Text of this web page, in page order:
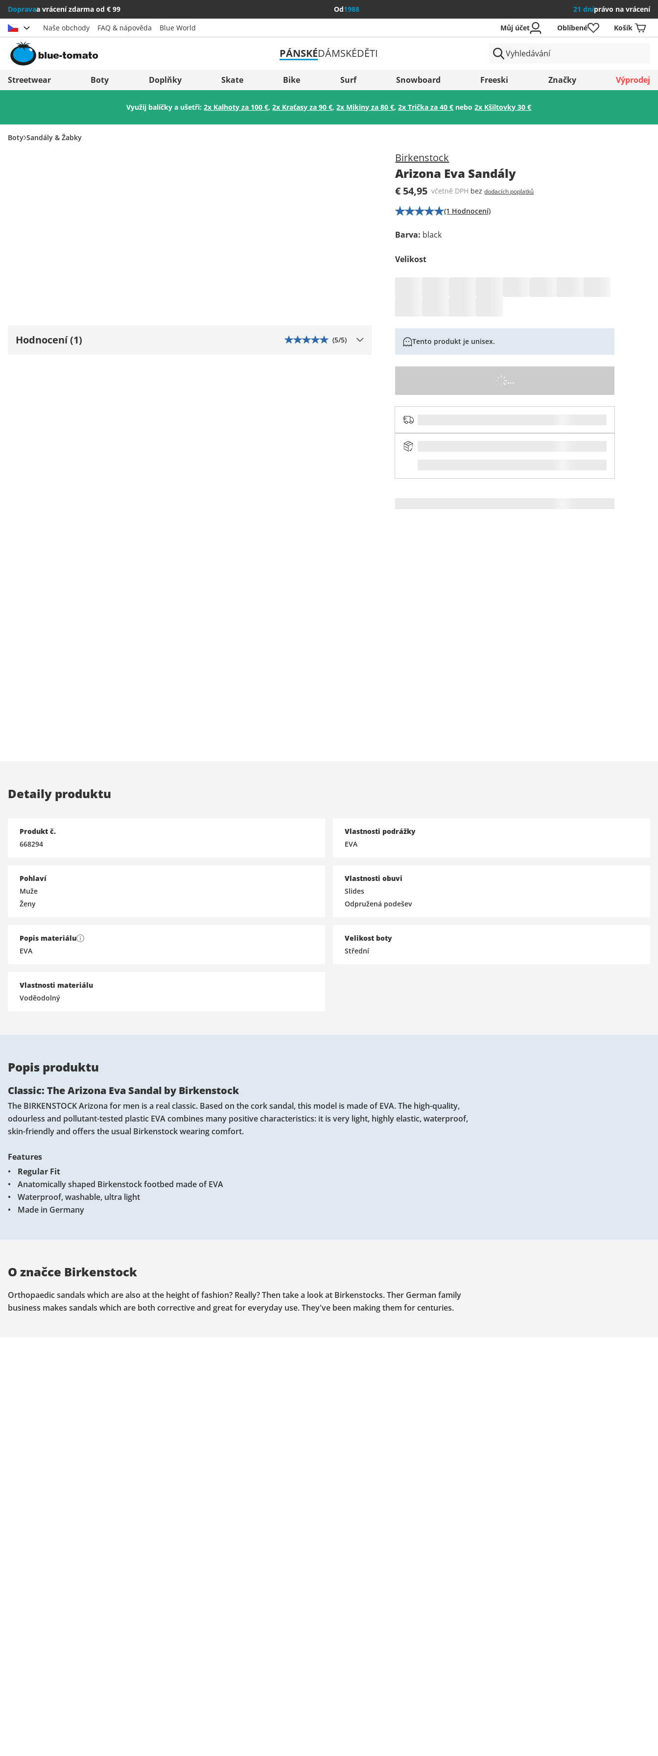
Dopravaa vrácení zdarma od € 99 Od1988 21 dníprávo na vrácení
Vybrat zemi
Österreich
Italia (Italiano)
Italien (Deutsch)
Slovenija
België (Nederlands)
Uložit
Naše obchody FAQ & nápověda Blue World Můj účet Oblíbené Košík
PÁNSKÉDÁMSKÉDĚTI
Streetwear Boty Doplňky Skate Bike Surf Snowboard Freeski Značky Výprodej
Využij balíčky a ušetři:2x Kalhoty za 100 €,2x Kraťasy za 90 €,2x Mikiny za 80 €,2x Trička za 40 € nebo2x Kšiltovky 30 €
Boty Sandály & Žabky
Birkenstock
Arizona Eva Sandály
€ 54,95 včetně DPH bezdodacích poplatků
(1 Hodnocení)
Barva: black
Velikost
Tento produkt je unisex.
...
Hodnocení (1) (5/5)
Detaily produktu
Produkt č.
668294
Pohlaví
Muže
Ženy
Popis materiálu
EVA
Vlastnosti materiálu
Voděodolný
Vlastnosti podrážky
EVA
Vlastnosti obuvi
Slides
Odpružená podešev
Velikost boty
Střední
Popis produktu
Classic: The Arizona Eva Sandal by Birkenstock
The BIRKENSTOCK Arizona for men is a real classic. Based on the cork sandal, this model is made of EVA. The high-quality,
odourless and pollutant-tested plastic EVA combines many positive characteristics: it is very light, highly elastic, waterproof,
skin-friendly and offers the usual Birkenstock wearing comfort.
Features
Regular Fit
Anatomically shaped Birkenstock footbed made of EVA
Waterproof, washable, ultra light
Made in Germany
O značce Birkenstock
Orthopaedic sandals which are also at the height of fashion? Really? Then take a look at Birkenstocks. Ther German family
business makes sandals which are both corrective and great for everyday use. They've been making them for centuries.